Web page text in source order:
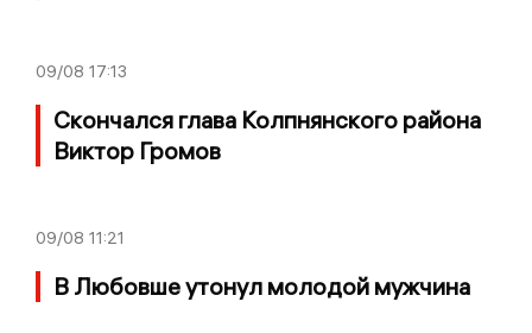
09/08 17:13
Скончался глава Колпнянского района
Виктор Громов
09/08 11:21
В Любовше утонул молодой мужчина